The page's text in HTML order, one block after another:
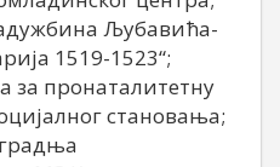
Љубавића-
1519-1523“;
за пронаталитетну
становања;